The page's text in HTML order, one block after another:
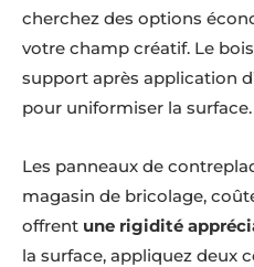
cherchez des options
votre champ créatif. Le
support après application
pour uniformiser la surface.
Les panneaux de
magasin de bricolage,
offrent une rigidité
la surface, appliquez deux